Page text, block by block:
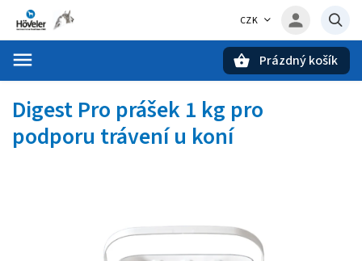
CZK
Prázdný košík
Digest Pro prášek 1 kg pro
podporu trávení u koní